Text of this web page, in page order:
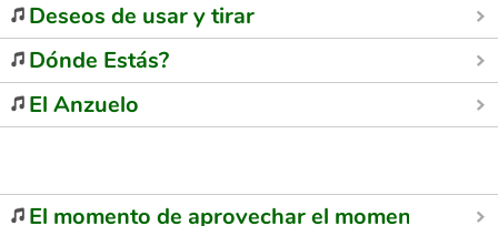
Deseos de usar y tirar
Dónde Estás?
El Anzuelo
El momento de aprovechar el momento